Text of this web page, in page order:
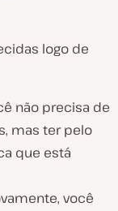
logo de
não precisa de
mas ter pelo
que está
você